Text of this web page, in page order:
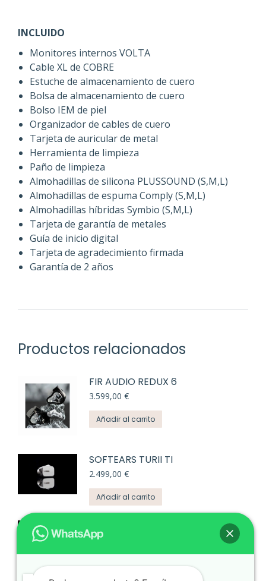
INCLUIDO
Monitores internos VOLTA
Cable XL de COBRE
Estuche de almacenamiento de cuero
Bolsa de almacenamiento de cuero
Bolso IEM de piel
Organizador de cables de cuero
Tarjeta de auricular de metal
Herramienta de limpieza
Paño de limpieza
Almohadillas de silicona PLUSSOUND (S,M,L)
Almohadillas de espuma Comply (S,M,L)
Almohadillas híbridas Symbio (S,M,L)
Tarjeta de garantía de metales
Guía de inicio digital
Tarjeta de agradecimiento firmada
Garantía de 2 años
Productos relacionados
FIR AUDIO REDUX 6
3.599,00 €
Añadir al carrito
SOFTEARS TURII TI
2.499,00 €
Añadir al carrito
2.389,00